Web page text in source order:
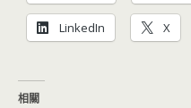
LinkedIn X
相關